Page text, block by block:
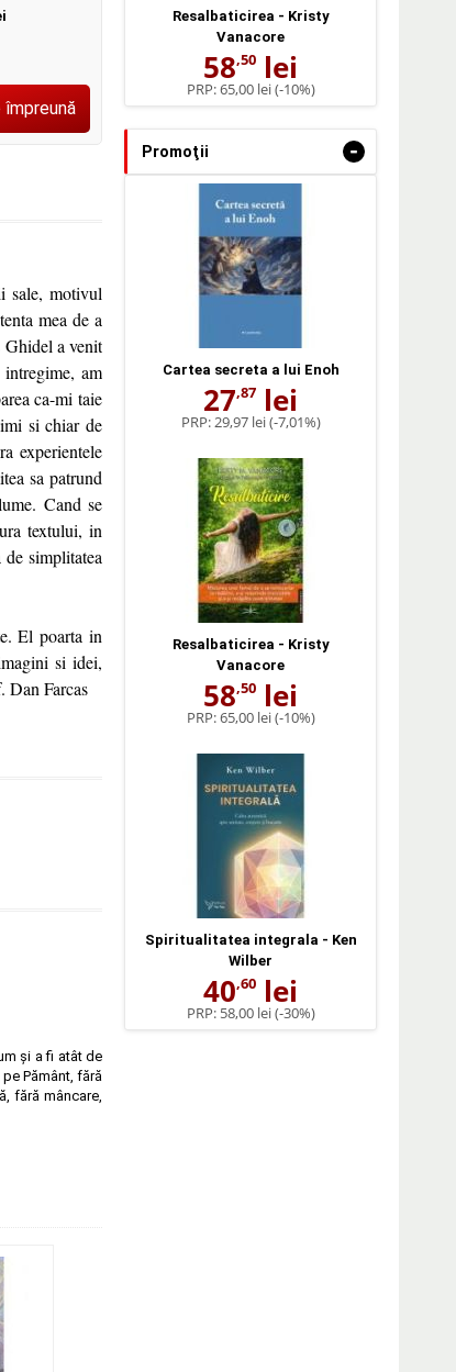
sale, motivul
mea de a
Ghidel a venit
am
ca-mi taie
si chiar de
experientele
sa patrund
Cand se
textului, in
simplitatea
El poarta in
si idei,
Dan Farcas
și a fi atât de
Pământ, fără
fără mâncare,
Resalbaticirea - Kristy
Vanacore
58,50 lei
PRP:65,00 lei(-10%)
Promoţii -
Cartea secreta a lui Enoh
27,87 lei
PRP:29,97 lei(-7,01%)
Resalbaticirea - Kristy
Vanacore
58,50 lei
PRP:65,00 lei(-10%)
Spiritualitatea integrala - Ken
Wilber
40,60 lei
PRP: 58,00 lei(-30%)